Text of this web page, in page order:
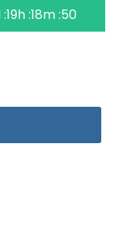
:18m :49